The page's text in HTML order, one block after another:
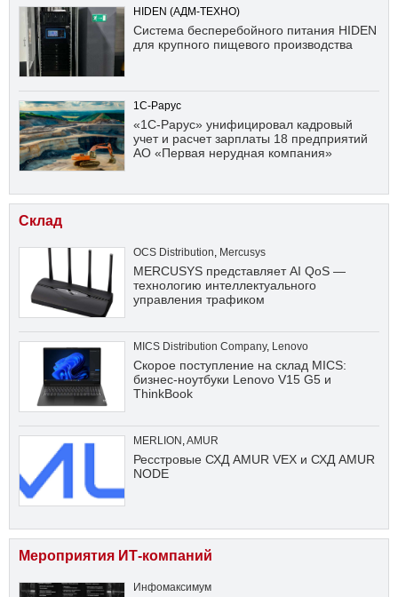
HIDEN (АДМ-ТЕХНО)
Система бесперебойного питания HIDEN
для крупного пищевого производства
1С-Рарус
«1С-Рарус» унифицировал кадровый
учет и расчет зарплаты 18 предприятий
АО «Первая нерудная компания»
Склад
OCS Distribution Mercusys
MERCUSYS представляет AI QoS —
технологию интеллектуального
управления трафиком
MICS Distribution Company, Lenovo
Скорое поступление на склад MICS:
бизнес-ноутбуки Lenovo V15 G5 и
ThinkBook
MERLION AMUR
Ресстровые СХД AMUR VEX и СХД AMUR
NODE
Мероприятия ИТ-компаний
Инфомаксимум